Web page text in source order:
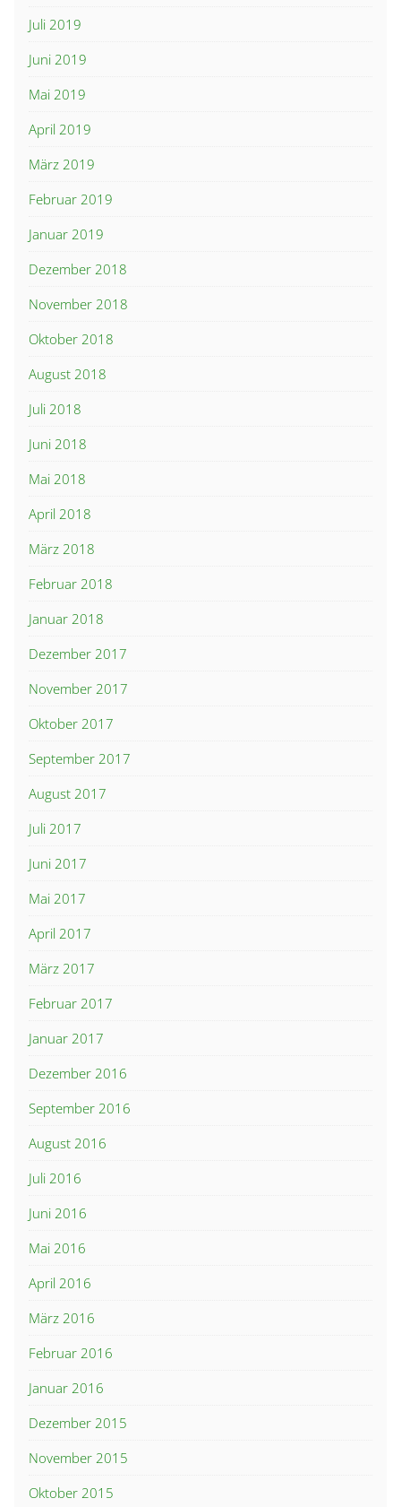
Juli 2019
Juni 2019
Mai 2019
April 2019
März 2019
Februar 2019
Januar 2019
Dezember 2018
November 2018
Oktober 2018
August 2018
Juli 2018
Juni 2018
Mai 2018
April 2018
März 2018
Februar 2018
Januar 2018
Dezember 2017
November 2017
Oktober 2017
September 2017
August 2017
Juli 2017
Juni 2017
Mai 2017
April 2017
März 2017
Februar 2017
Januar 2017
Dezember 2016
September 2016
August 2016
Juli 2016
Juni 2016
Mai 2016
April 2016
März 2016
Februar 2016
Januar 2016
Dezember 2015
November 2015
Oktober 2015